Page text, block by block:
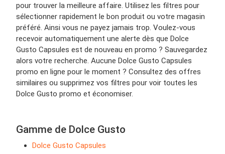
pour trouver la meilleure affaire. Utilisez les filtres pour
sélectionner rapidement le bon produit ou votre magasin
préféré. Ainsi vous ne payez jamais trop. Voulez-vous
recevoir automatiquement une alerte dès que Dolce
Gusto Capsules est de nouveau en promo ? Sauvegardez
alors votre recherche. Aucune Dolce Gusto Capsules
promo en ligne pour le moment ? Consultez des offres
similaires ou supprimez vos filtres pour voir toutes les
Dolce Gusto promo et économiser.
Gamme de Dolce Gusto
Dolce Gusto Capsules